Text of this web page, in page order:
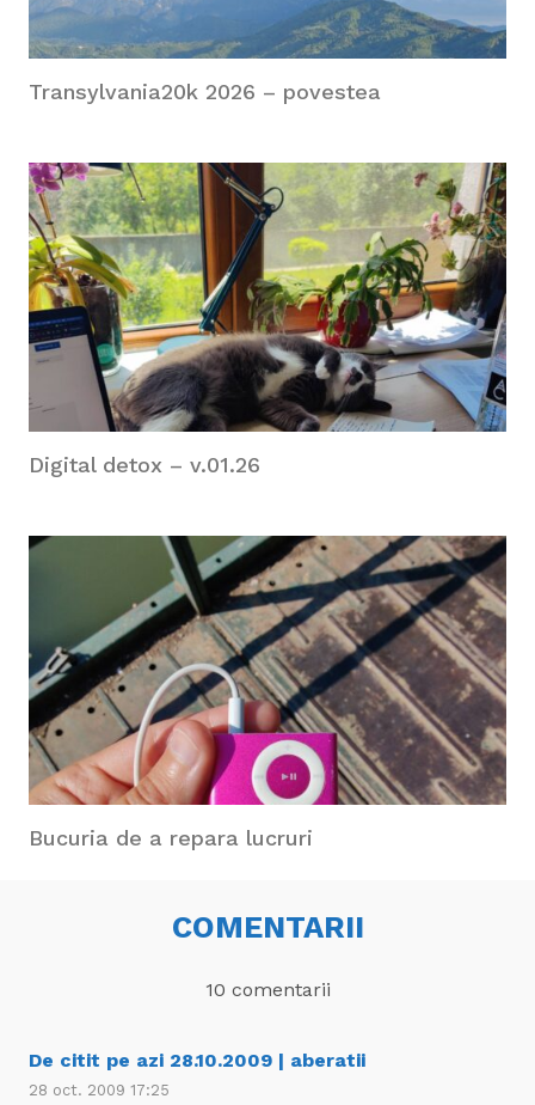
Transylvania20k 2026 – povestea
Digital detox – v.01.26
Bucuria de a repara lucruri
COMENTARII
10 comentarii
De citit pe azi 28.10.2009 | aberatii
28 oct. 2009 17:25